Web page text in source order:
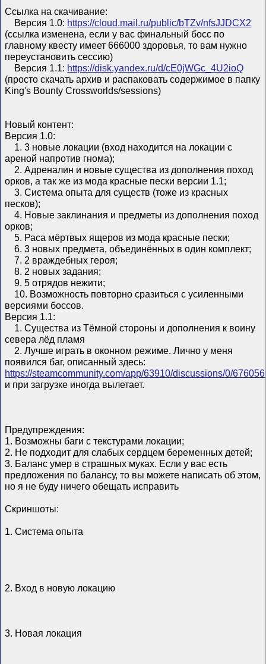
Ссылка на скачивание:
Версия 1.0: https://cloud.mail.ru/public/bTZv/nfsJJDCX2
(ссылка изменена, если у вас финальный босс по
главному квесту имеет 666000 здоровья, то вам нужно
переустановить сессию)
Версия 1.1: https://disk.yandex.ru/d/cE0jWGc_4U2ioQ
(просто скачать архив и распаковать содержимое в папку
King's Bounty Crossworlds/sessions)
Новый контент:
Версия 1.0:
1. 3 новые локации (вход находится на локации с
ареной напротив гнома);
2. Адреналин и новые существа из дополнения поход
орков, а так же из мода красные пески версии 1.1;
3. Система опыта для существ (тоже из красных
песков);
4. Новые заклинания и предметы из дополнения поход
орков;
5. Раса мёртвых ящеров из мода красные пески;
6. 3 новых предмета, объединённых в один комплект;
7. 2 враждебных героя;
8. 2 новых задания;
9. 5 отрядов нежити;
10. Возможность повторно сразиться с усиленными
версиями боссов.
Версия 1.1:
1. Существа из Тёмной стороны и дополнения к воину
севера лёд пламя
2. Лучше играть в оконном режиме. Лично у меня
появился баг, описанный здесь:
https://steamcommunity.com/app/63910/discussions/0/
и при загрузке иногда вылетает.
Предупреждения:
1. Возможны баги с текстурами локации;
2. Не подходит для слабых сердцем беременных детей;
3. Баланс умер в страшных муках. Если у вас есть
предложения по балансу, то вы можете написать об этом,
но я не буду ничего обещать исправить
Скриншоты:
1. Система опыта
2. Вход в новую локацию
3. Новая локация